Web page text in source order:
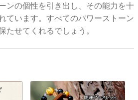
ンの個性を引き出し、その能力を十
ています。すべてのパワーストーン
たせてくれるでしょう。